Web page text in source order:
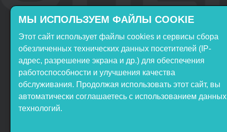
Включён в реестр
Продукция НТП
«ЭнергияЛаб» включена в
реестр Минпромторга РФ
МЫ ИСПОЛЬЗУЕМ ФАЙЛЫ COOKIE
Этот сайт использует файлы cookies и сервисы сбора
обезличенных технических данных посетителей (IP-
адрес, разрешение экрана и др.) для обеспечения
работоспособности и улучшения качества
обслуживания. Продолжая использовать этот сайт, вы
автоматически соглашаетесь с использованием данных
технологий.